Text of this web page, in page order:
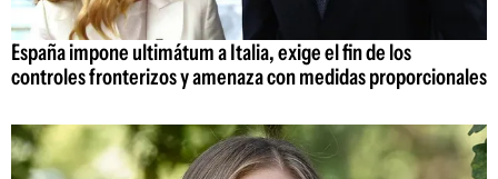
España impone ultimátum a Italia, exige el fin de los
controles fronterizos y amenaza con medidas proporcionales